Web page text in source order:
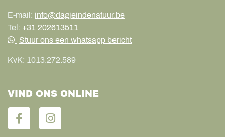
E-mail: info@dagjeindenatuur.be
Tel: +31 202613511
Stuur ons een whatsapp bericht
KvK: 1013.272.589
VIND ONS ONLINE